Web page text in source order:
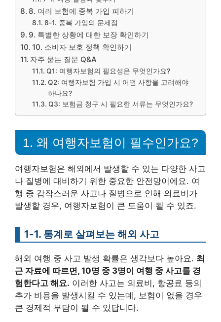
8. 여러 보험에 중복 가입 피하기
8-1. 중복 가입의 문제점
9. 특별한 상황에 대한 보장 확인하기
10. 소비자 보호 정책 확인하기
자주 묻는 질문 Q&A
Q1: 여행자보험의 필요성은 무엇인가요?
Q2: 여행자보험 가입 시 어떤 사항을 고려해야
하나요?
Q3: 보험금 청구 시 필요한 서류는 무엇인가요?
1. 왜 여행자보험이 필수인가요?
여행자보험은 해외에서 발생할 수 있는 다양한 사고
나 질병에 대비하기 위한 중요한 안전망이에요. 여
행 중 갑작스러운 사고나 질병으로 인해 의료비가
발생할 경우, 여행자보험이 큰 도움이 될 수 있죠.
1-1. 통계로 살펴보는 해외 사고
해외 여행 중 사고 발생 확률은 생각보다 높아요. 최
근 자료에 따르면, 10명 중 3명이 여행 중 사고를 경
험한다고 해요. 이러한 사고는 의료비, 항공료 등의
추가 비용을 발생시킬 수 있는데, 보험이 없을 경우
큰 경제적 부담이 될 수 있답니다.